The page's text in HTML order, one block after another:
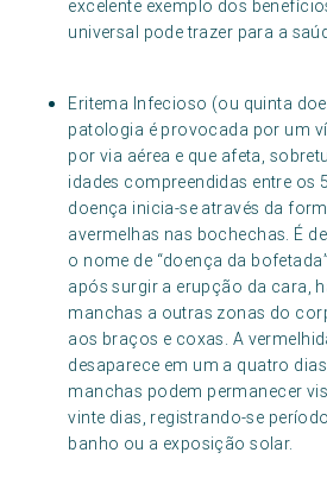
excelente exemplo dos
universal pode trazer para a
Eritema Infecioso (ou quinta
patologia é provocada por um
por via aérea e que afeta,
idades compreendidas entre os
doença inicia-se através da
avermelhas nas bochechas. É
o nome de “doença da
após surgir a erupção da cara,
manchas a outras zonas do
aos braços e coxas. A
desaparece em um a quatro
manchas podem permanecer
vinte dias, registrando-se
banho ou a exposição solar.